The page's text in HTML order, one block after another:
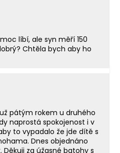
je 5 z 5 hvězdiček.
líbí, ale syn měří 150
Chtěla bych aby ho
je 5 z 5 hvězdiček.
pátým rokem u druhého
naprostá spokojenost i v
to vypadalo že jde dítě s
Dnes objednáno
Děkuji za úžasné batohy s